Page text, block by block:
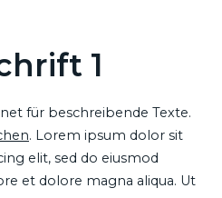
1
für beschreibende Texte.
. Lorem ipsum dolor sit
elit, sed do eiusmod
et dolore magna aliqua. Ut